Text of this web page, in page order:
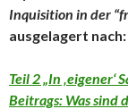
Inquisition in der
ausgelagert nach:
Teil 2 „In ‚eigener‘
Beitrags: Was sind